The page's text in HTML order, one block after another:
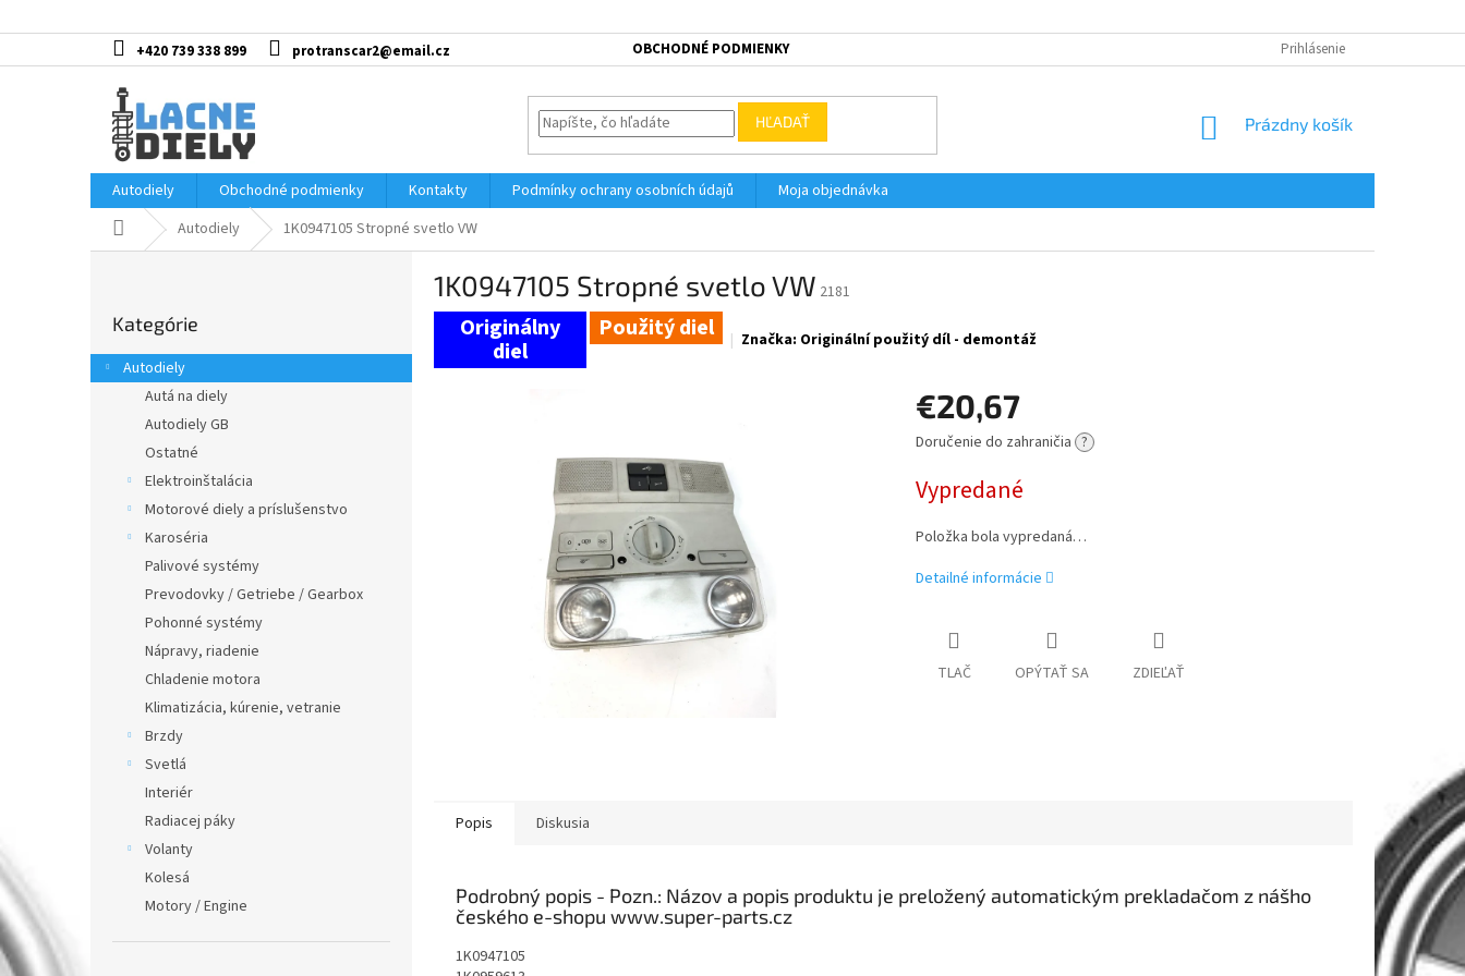
na
+420 739 338 899 protranscar2@email.cz OBCHODNÉ PODMIENKY Prihlásenie
HĽADAŤ
NÁKUPNÝ
Prázdny košík
Autodiely Obchodné podmienky Kontakty Podmínky ochrany osobních údajů
Moja objednávka
DomovAutodiely 1K0947105 Stropné svetlo VW
ý
p
kategórie
Kategórie
Autodiely
Autá na diely
Autodiely GB
Ostatné
Elektroinštalácia
Motorové diely a príslušenstvo
Karoséria
Palivové systémy
Prevodovky / Getriebe / Gearbox
Pohonné systémy
Nápravy, riadenie
Chladenie motora
Klimatizácia, kúrenie, vetranie
Brzdy
Svetlá
Interiér
Radiacej páky
Volanty
Kolesá
Motory / Engine
1K0947105 Stropné svetlo VW 2181
Použitý diel Značka: Originální použitý díl - demontáž
€20,67
Jednotková
Doručenie do zahraničia ?
Vypredané
Položka bola vypredaná…
Detailné informácie
TLAČ OPÝTAŤ SA ZDIEĽAŤ
Popis Diskusia
Podrobný popis
1K0947105